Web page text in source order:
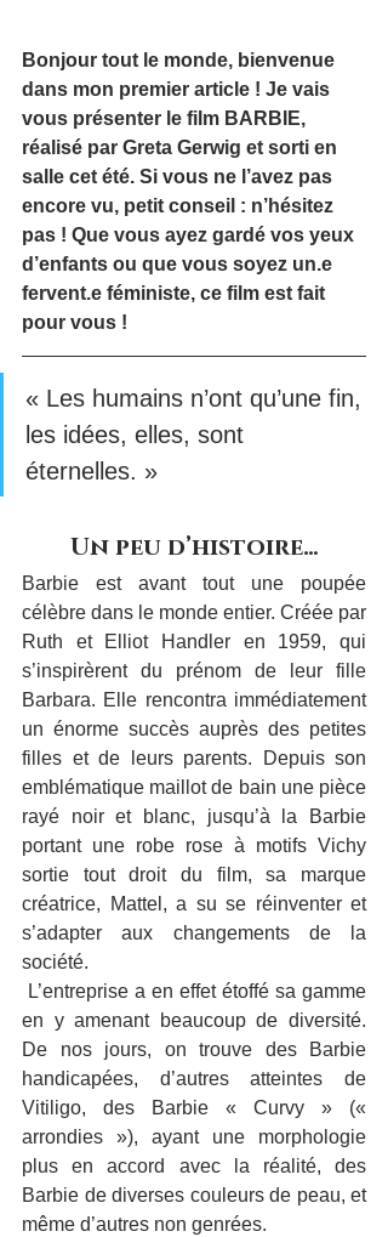
Bonjour tout le monde, bienvenue
dans mon premier article ! Je vais
vous présenter le film BARBIE,
réalisé par Greta Gerwig et sorti en
salle cet été. Si vous ne l’avez pas
encore vu, petit conseil : n’hésitez
pas ! Que vous ayez gardé vos yeux
d’enfants ou que vous soyez un.e
fervent.e féministe, ce film est fait
pour vous !
« Les humains n’ont qu’une fin,
les idées, elles, sont
éternelles. »
Un peu d’histoire…
Barbie est avant tout une poupée
célèbre dans le monde entier. Créée par
Ruth et Elliot Handler en 1959, qui
s’inspirèrent du prénom de leur fille
Barbara. Elle rencontra immédiatement
un énorme succès auprès des petites
filles et de leurs parents. Depuis son
emblématique maillot de bain une pièce
rayé noir et blanc, jusqu’à la Barbie
portant une robe rose à motifs Vichy
sortie tout droit du film, sa marque
créatrice, Mattel, a su se réinventer et
s’adapter aux changements de la
société.
en y amenant beaucoup de diversité.
De nos jours, on trouve des Barbie
handicapées, d’autres atteintes de
Vitiligo, des Barbie « Curvy » («
arrondies »), ayant une morphologie
plus en accord avec la réalité, des
Barbie de diverses couleurs de peau, et
même d’autres non genrées.